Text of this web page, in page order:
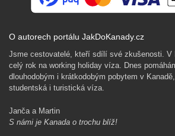
O autorech portálu JakDoKanady.cz
Jsme cestovatelé, kteří sdílí své zkušenosti. V
celý rok na working holiday víza. Dnes
dlouhodobým i krátkodobým pobytem v
studentská i turistická víza.
Janča a Martin
S námi je Kanada o trochu blíž!